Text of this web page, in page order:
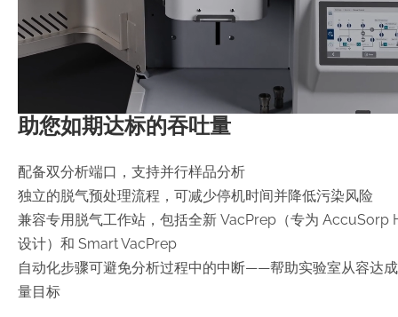
助您如期达标的吞吐量
配备双分析端口，支持并行样品分析
独立的脱气预处理流程，可减少停机时间并降低污染风险
兼容专用脱气工作站，包括全新 VacPrep（专为 AccuSorp
设计）和 Smart VacPrep
自动化步骤可避免分析过程中的中断——帮助实验室从容达
量目标